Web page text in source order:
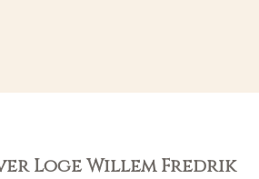
Loge Willem Fredrik